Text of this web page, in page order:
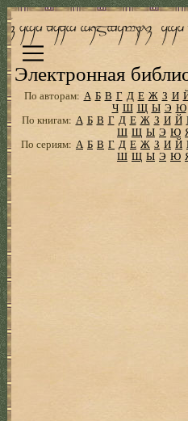
Электронная
По авторам: А Б В Г Д Е Ж З И
Ч Ш Щ Ы Э Ю
По книгам: А Б В Г Д Е Ж З И Й
Ш Щ Ы Э Ю
По сериям: А Б В Г Д Е Ж З И Й
Ш Щ Ы Э Ю